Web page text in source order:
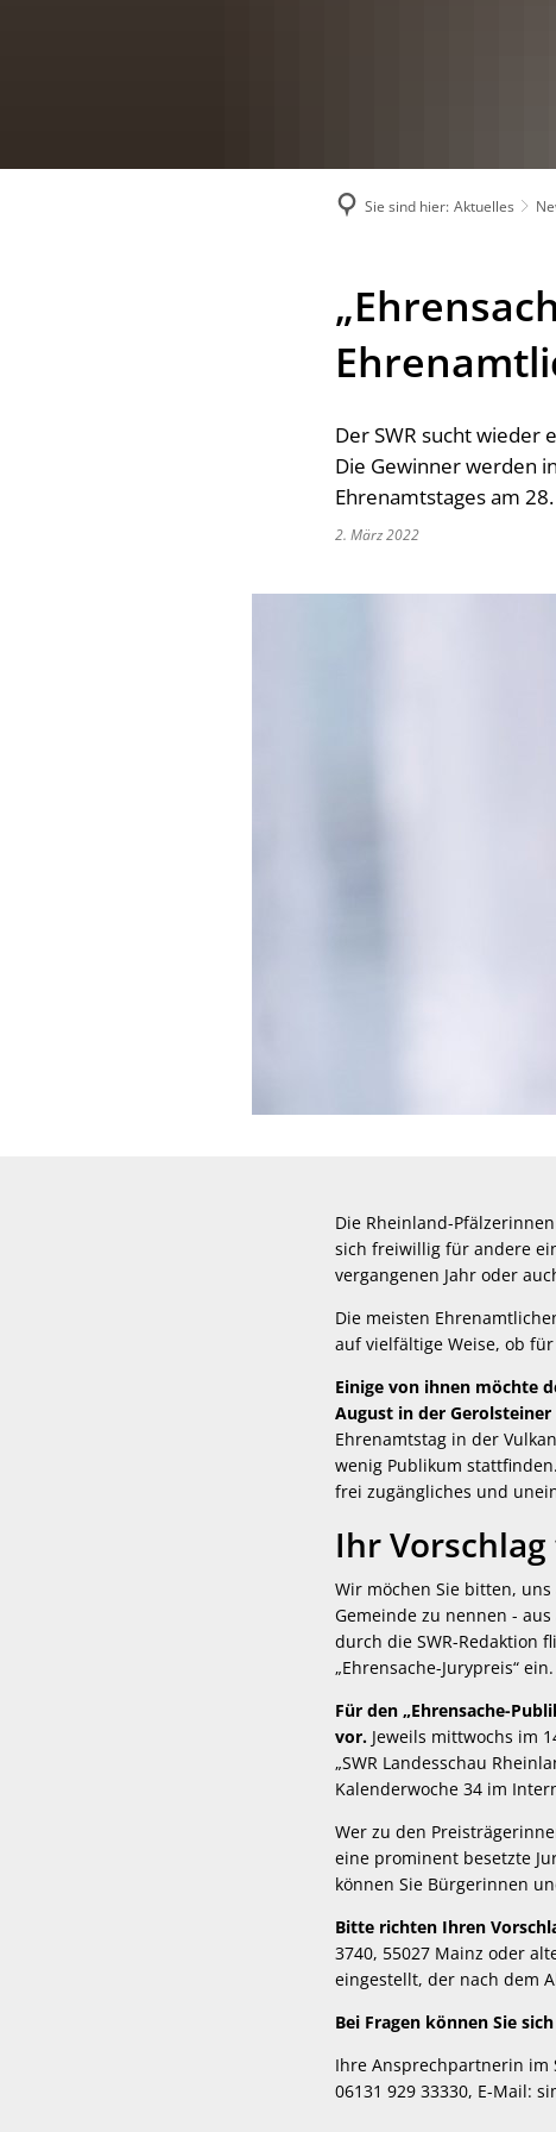
Sie sind hier: Aktuelles
Der SWR sucht wieder
Die Gewinner werden
Ehrenamtstages am
2. März 2022
Die Rheinland-
sich freiwillig für andere
vergangenen Jahr oder
Die meisten
auf vielfältige Weise, ob
Einige von ihnen möchte
August in der
Ehrenamtstag in der
wenig Publikum
frei zugängliches und
Ihr Vorschlag
Wir möchen Sie bitten,
Gemeinde zu nennen -
durch die SWR-Redaktion
„Ehrensache-Jurypreis“ ein.
Für den „Ehrensache-
vor. Jeweils mittwochs im
„SWR Landesschau
Kalenderwoche 34 im
Wer zu den
eine prominent besetzte
können Sie Bürgerinnen
Bitte richten Ihren
3740, 55027 Mainz oder
eingestellt, der nach dem
Bei Fragen können Sie
Ihre Ansprechpartnerin im
06131 929 33330, E-Mail: